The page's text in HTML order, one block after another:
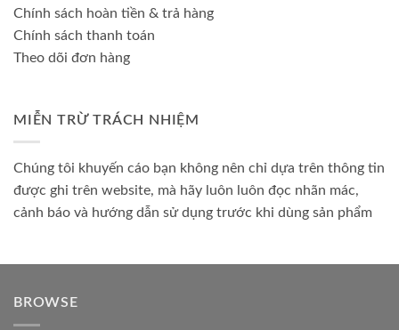
Chính sách hoàn tiền & trả hàng
Chính sách thanh toán
Theo dõi đơn hàng
MIỄN TRỪ TRÁCH NHIỆM
Chúng tôi khuyến cáo bạn không nên chỉ dựa trên thông tin
được ghi trên website, mà hãy luôn luôn đọc nhãn mác,
cảnh báo và hướng dẫn sử dụng trước khi dùng sản phẩm
BROWSE